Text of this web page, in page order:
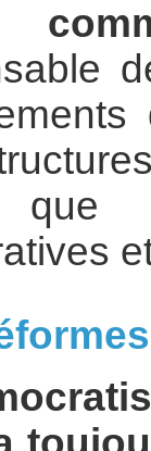
que